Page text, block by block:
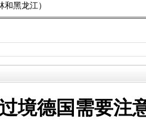
黑龙江）
境德国需要注